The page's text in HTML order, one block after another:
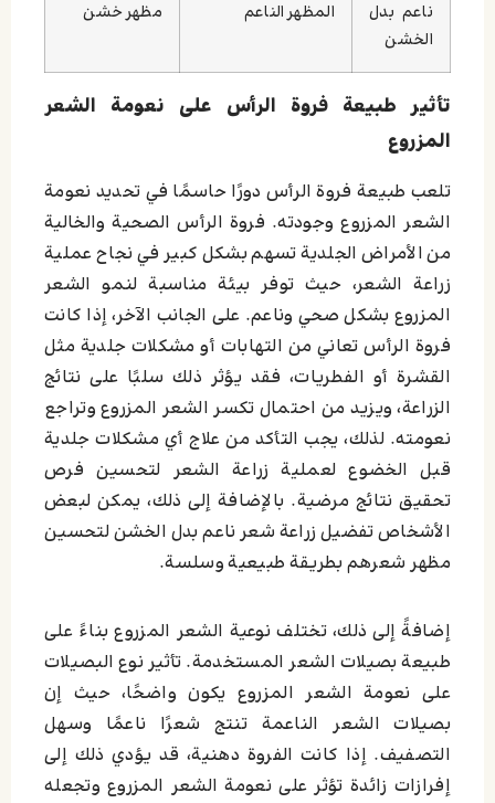
ناعم بدل
الخشن
المظهر الناعم
مظهر خشن
تأثير طبيعة فروة الرأس على نعومة الشعر
المزروع
تلعب طبيعة فروة الرأس دورًا حاسمًا في تحديد نعومة
الشعر المزروع وجودته. فروة الرأس الصحية والخالية
من الأمراض الجلدية تسهم بشكل كبير في نجاح عملية
زراعة الشعر، حيث توفر بيئة مناسبة لنمو الشعر
المزروع بشكل صحي وناعم. على الجانب الآخر، إذا كانت
فروة الرأس تعاني من التهابات أو مشكلات جلدية مثل
القشرة أو الفطريات، فقد يؤثر ذلك سلبًا على نتائج
الزراعة، ويزيد من احتمال تكسر الشعر المزروع وتراجع
نعومته. لذلك، يجب التأكد من علاج أي مشكلات جلدية
قبل الخضوع لعملية زراعة الشعر لتحسين فرص
تحقيق نتائج مرضية. بالإضافة إلى ذلك، يمكن لبعض
الأشخاص تفضيل زراعة شعر ناعم بدل الخشن لتحسين
مظهر شعرهم بطريقة طبيعية وسلسة.
إضافةً إلى ذلك، تختلف نوعية الشعر المزروع بناءً على
طبيعة بصيلات الشعر المستخدمة. تأثير نوع البصيلات
على نعومة الشعر المزروع يكون واضحًا، حيث إن
بصيلات الشعر الناعمة تنتج شعرًا ناعمًا وسهل
التصفيف. إذا كانت الفروة دهنية، قد يؤدي ذلك إلى
إفرازات زائدة تؤثر على نعومة الشعر المزروع وتجعله